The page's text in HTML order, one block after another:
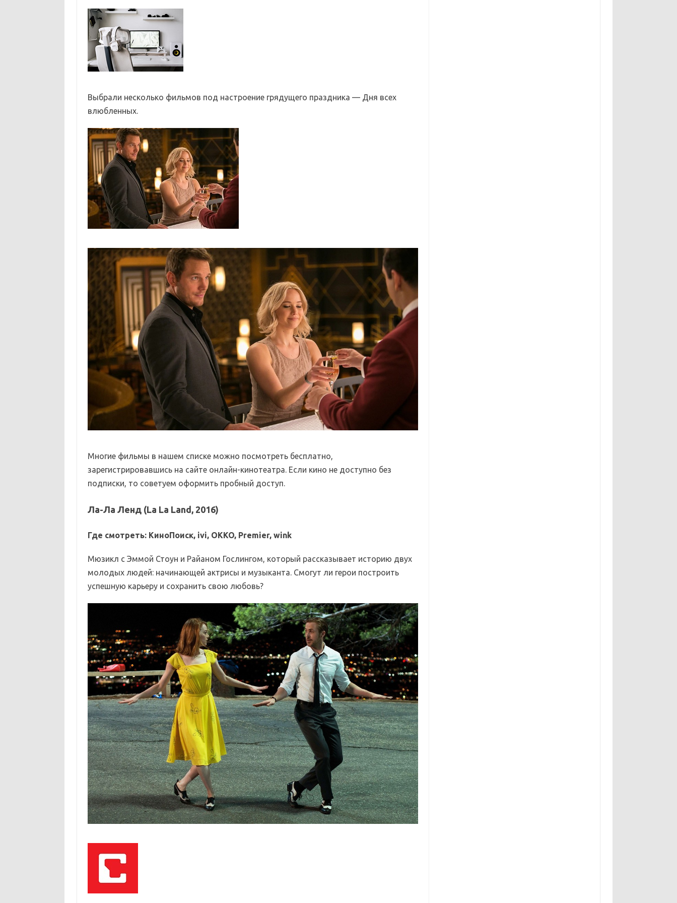
Выбрали несколько фильмов под настроение грядущего праздника — Дня всех
влюбленных.
Многие фильмы в нашем списке можно посмотреть бесплатно,
зарегистрировавшись на сайте онлайн-кинотеатра. Если кино не доступно без
подписки, то советуем оформить пробный доступ.
Ла-Ла Ленд (La La Land, 2016)
Где смотреть: КиноПоиск, ivi, OKKO, Premier, wink
Мюзикл с Эммой Стоун и Райаном Гослингом, который рассказывает историю двух
молодых людей: начинающей актрисы и музыканта. Смогут ли герои построить
успешную карьеру и сохранить свою любовь?